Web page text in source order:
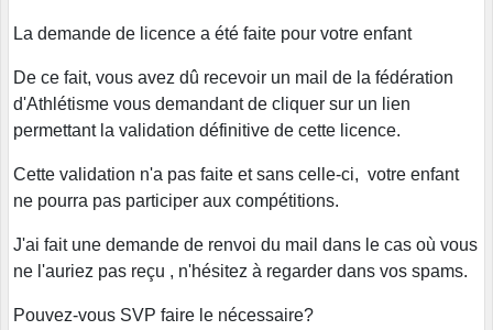
La demande de licence a été faite pour votre enfant
De ce fait, vous avez dû recevoir un mail de la fédération
d'Athlétisme vous demandant de cliquer sur un lien
permettant la validation définitive de cette licence.
Cette validation n'a pas faite et sans celle-ci, votre enfant
ne pourra pas participer aux compétitions.
J'ai fait une demande de renvoi du mail dans le cas où vous
ne l'auriez pas reçu , n'hésitez à regarder dans vos spams.
Pouvez-vous SVP faire le nécessaire?